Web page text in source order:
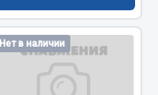
Нет в наличии